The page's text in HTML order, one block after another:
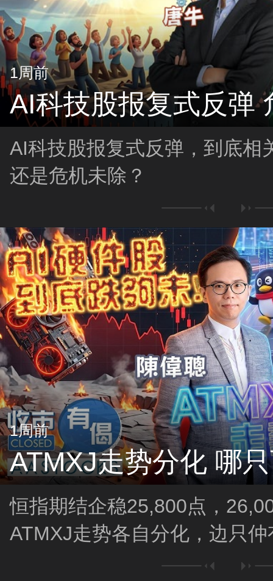
1周前
AI科技股报复式反弹
AI科技股报复式反弹，到底相
还是危机未除？
1周前
ATMXJ走势分化 哪
恒指期结企稳25,800点，
ATMXJ走势各自分化，边只仲